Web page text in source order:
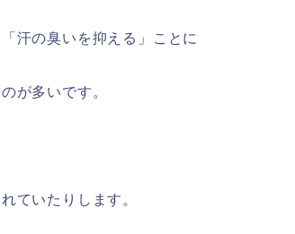
汗の臭いを抑える」ことに
が多いです。
ていたりします。